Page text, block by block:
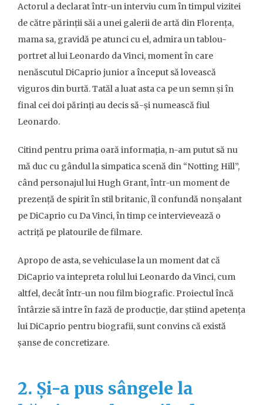
Actorul a declarat într-un interviu cum în timpul vizitei
de către părinții săi a unei galerii de artă din Florența,
mama sa, gravidă pe atunci cu el, admira un tablou-
portret al lui Leonardo da Vinci, moment în care
nenăscutul DiCaprio junior a început să lovească
viguros din burtă. Tatăl a luat asta ca pe un semn și în
final cei doi părinți au decis să-și numească fiul
Leonardo.
Citind pentru prima oară informația, n-am putut să nu
mă duc cu gândul la simpatica scenă din “Notting Hill”,
când personajul lui Hugh Grant, într-un moment de
prezență de spirit în stil britanic, îl confundă nonșalant
pe DiCaprio cu Da Vinci, în timp ce intervievează o
actriță pe platourile de filmare.
Apropo de asta, se vehiculase la un moment dat că
DiCaprio va intepreta rolul lui Leonardo da Vinci, cum
altfel, decât într-un nou film biografic. Proiectul încă
întârzie să intre în fază de producție, dar știind apetența
lui DiCaprio pentru biografii, sunt convins că există
șanse de concretizare.
2. Și-a pus sângele la